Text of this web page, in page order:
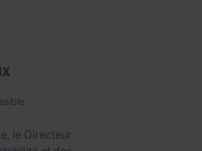
le Directeur